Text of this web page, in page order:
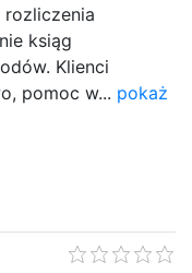
rozliczenia
ksiąg
Klienci
pomoc w... pokaż